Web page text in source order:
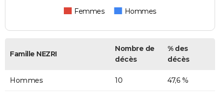
Femmes Hommes
Famille NEZRI
Nombre de
décès
% des
décès
Hommes 10 47,6 %